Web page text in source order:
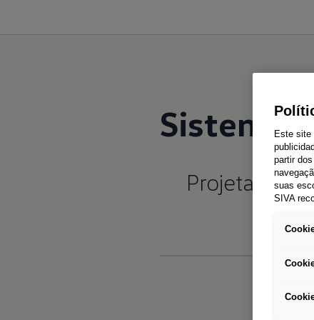
Sistema
Projetado
Este site
partir
suas
SIVA